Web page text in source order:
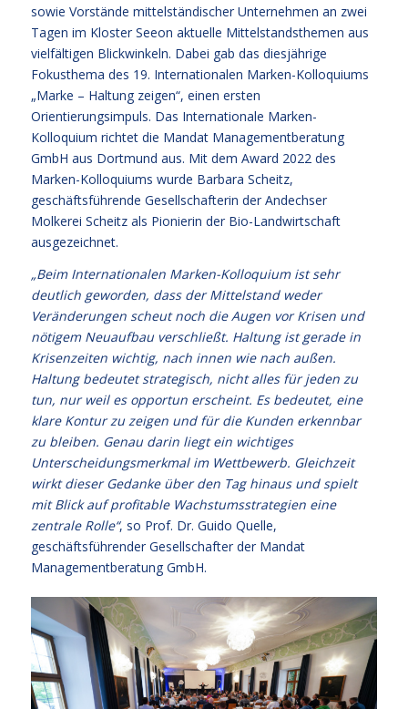
sowie Vorstände mittelständischer Unternehmen an zwei
Tagen im Kloster Seeon aktuelle Mittelstandsthemen aus
vielfältigen Blickwinkeln. Dabei gab das diesjährige
Fokusthema des 19. Internationalen Marken-Kolloquiums
„Marke – Haltung zeigen“, einen ersten
Orientierungsimpuls. Das Internationale Marken-
Kolloquium richtet die Mandat Managementberatung
GmbH aus Dortmund aus. Mit dem Award 2022 des
Marken-Kolloquiums wurde Barbara Scheitz,
geschäftsführende Gesellschafterin der Andechser
Molkerei Scheitz als Pionierin der Bio-Landwirtschaft
ausgezeichnet.
„Beim Internationalen Marken-Kolloquium ist sehr
deutlich geworden, dass der Mittelstand weder
Veränderungen scheut noch die Augen vor Krisen und
nötigem Neuaufbau verschließt. Haltung ist gerade in
Krisenzeiten wichtig, nach innen wie nach außen.
Haltung bedeutet strategisch, nicht alles für jeden zu
tun, nur weil es opportun erscheint. Es bedeutet, eine
klare Kontur zu zeigen und für die Kunden erkennbar
zu bleiben. Genau darin liegt ein wichtiges
Unterscheidungsmerkmal im Wettbewerb. Gleichzeit
wirkt dieser Gedanke über den Tag hinaus und spielt
mit Blick auf profitable Wachstumsstrategien eine
zentrale Rolle“, so Prof. Dr. Guido Quelle,
geschäftsführender Gesellschafter der Mandat
Managementberatung GmbH.